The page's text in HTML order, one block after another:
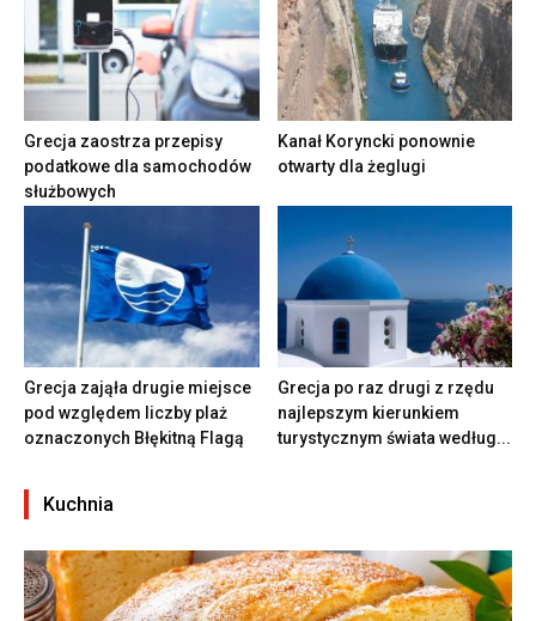
Grecja zaostrza przepisy
podatkowe dla samochodów
służbowych
Kanał Koryncki ponownie
otwarty dla żeglugi
Grecja zająła drugie miejsce
pod względem liczby plaż
oznaczonych Błękitną Flagą
Grecja po raz drugi z rzędu
najlepszym kierunkiem
turystycznym świata według...
Kuchnia